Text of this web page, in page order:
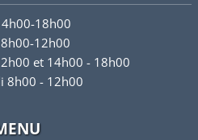
18h00
12h00
et 14h00 - 18h00
8h00 - 12h00